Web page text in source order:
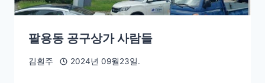
팔용동 공구상가 사람들
김훤주 2024년 09월23일.